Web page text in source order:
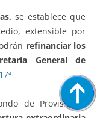
se establece que
extensible por
refinanciar los
General de
de Provisiones